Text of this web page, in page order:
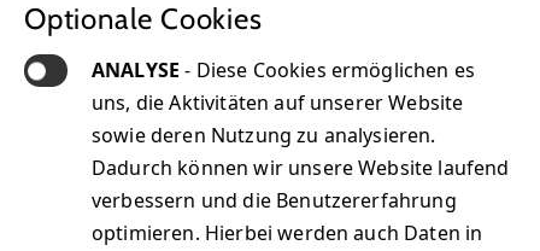
Optionale Cookies
ANALYSE- Diese Cookies ermöglichen es
uns, die Aktivitäten auf unserer Website
sowie deren Nutzung zu analysieren.
Dadurch können wir unsere Website laufend
verbessern und die Benutzererfahrung
optimieren. Hierbei werden auch Daten in